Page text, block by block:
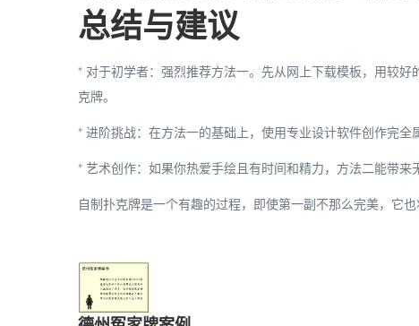
总结与建议
* 对于初学者：强烈推荐方法一。先从网上下载模板，用较好
克牌。
* 进阶挑战：在方法一的基础上，使用专业设计软件创作完全
* 艺术创作：如果你热爱手绘且有时间和精力， 方法二能带来
自制扑克牌是一个有趣的过程，即使第一副不那么完美，它